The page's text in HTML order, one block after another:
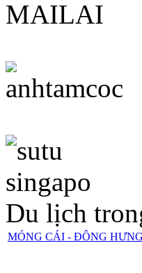
Du lịch
MÓNG CÁI - ĐÔNG